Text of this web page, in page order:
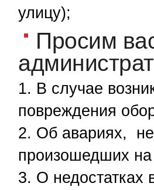
улицу);
Просим
В случае
повреждения
Об авариях,
произошедших на
О недостатках